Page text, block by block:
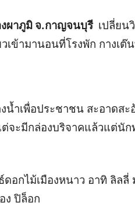
ผาภูมิ จ.กาญจนบุรี เปลี่ยน
เข้ามานอนที่โรงพัก กางเต๊
น้ำเพื่อประชาชน สะอาดสะ
จะมีกล่องบริจาคแล้วแต่นัก
อกไม้เมืองหนาว อาทิ ลิลลี่
ง ปิล็อก